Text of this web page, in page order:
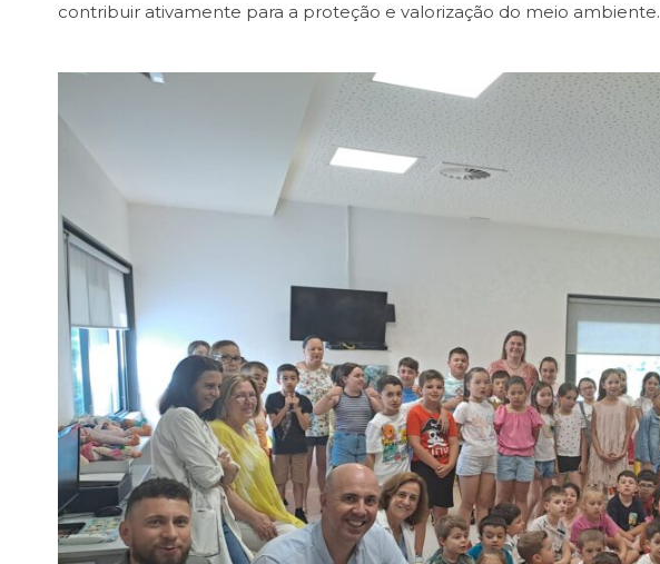
contribuir ativamente para a proteção e valorização do meio ambiente.